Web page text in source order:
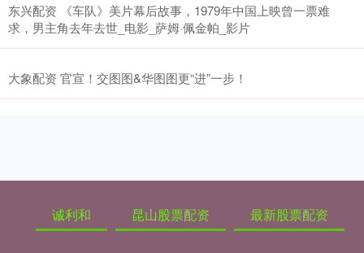
东兴配资 《车队》美片幕后故事，1979年中国上映曾一票难
求，男主角去年去世_电影_萨姆·佩金帕_影片
大象配资 官宣！交图图&华图图更“进”一步！
诚利和 昆山股票配资 最新股票配资